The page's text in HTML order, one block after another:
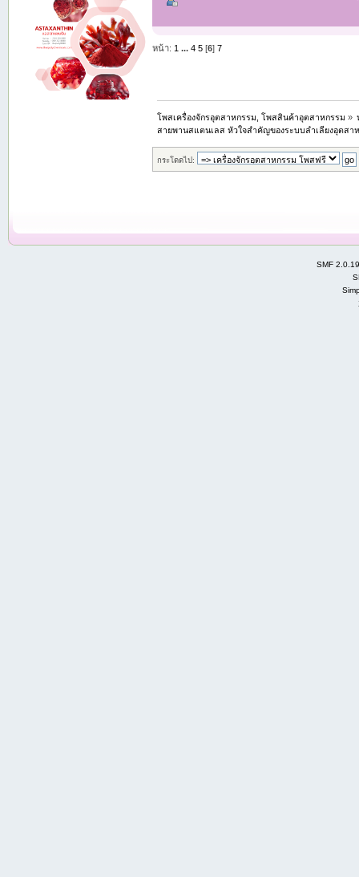
หน้า: 1 ... 4 5[6] 7
โพสเครื่องจักรอุตสาหกรรม, โพสสินค้าอุตสาหกรรม »
สายพานสแตนเลส หัวใจสำคัญของระบบลำเลียงอุตสา
กระโดดไป:
SMF 2.0.19